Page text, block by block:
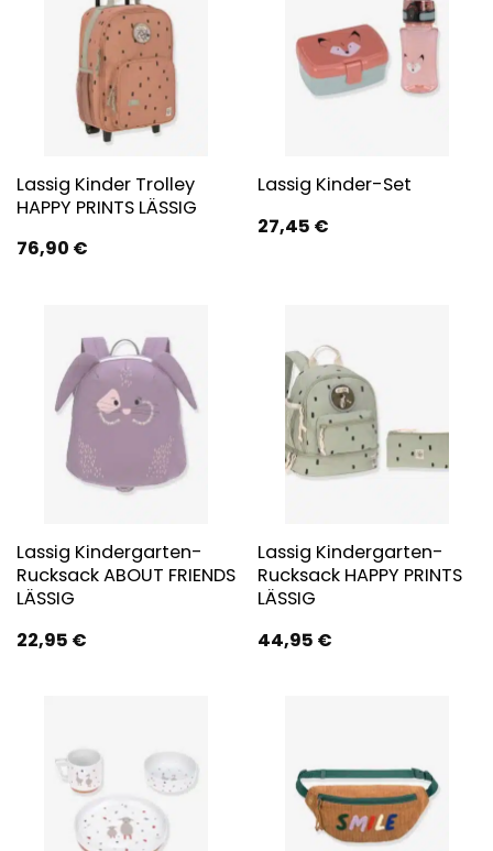
Lassig Kinder Trolley
HAPPY PRINTS LÄSSIG
76,90 €
Lassig Kinder-Set
27,45 €
Lassig Kindergarten-
Rucksack ABOUT FRIENDS
LÄSSIG
22,95 €
Lassig Kindergarten-
Rucksack HAPPY PRINTS
LÄSSIG
44,95 €